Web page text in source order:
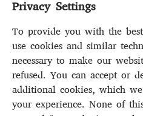
Privacy Settings
To provide you with the
use cookies and similar
necessary to make our
refused. You can accept or
additional cookies, which
your experience. None of
ወፈያ
(opens
window)
ቤተ መጻሕፍቲ ኢንተርነት ግምቢ
(opens
new
window)JW Hub ®
(opens
new
JW Library